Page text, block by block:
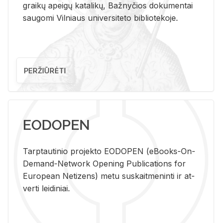
graikų apeigų katalikų, Bažnyčios dokumentai
saugomi Vilniaus universiteto bibliotekoje.
PERŽIŪRĖTI
EODOPEN
Tarp­tau­ti­nio pro­jek­to EO­DO­PEN (eBo­oks-On-
De­mand-Ne­twork Ope­ning Pub­li­ca­tions for
Eu­ro­pe­an Ne­ti­zens) metu su­skait­me­nin­ti ir at­
ver­ti lei­di­niai.